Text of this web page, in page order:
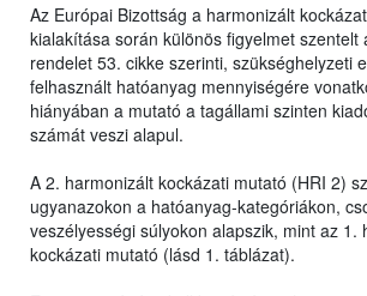
Az Európai Bizottság a harmonizált
kialakítása során különös figyelmet szentelt
rendelet 53. cikke szerinti, szükséghelyzeti
felhasznált hatóanyag mennyiségére
hiányában a mutató a tagállami szinten
számát veszi alapul.
A 2. harmonizált kockázati mutató (HRI 2)
ugyanazokon a hatóanyag-kategóriákon,
veszélyességi súlyokon alapszik, mint az 1.
kockázati mutató (lásd 1. táblázat).